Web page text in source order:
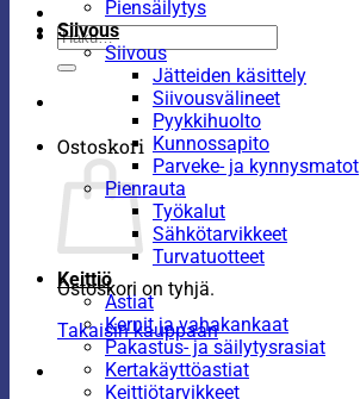
Etsi:
Ostoskori
Ostoskori on tyhjä.
Takaisin kauppaan
Piensäilytys
Siivous
Siivous
Jätteiden käsittely
Siivousvälineet
Pyykkihuolto
Kunnossapito
Parveke- ja kynnysmatot
Pienrauta
Työkalut
Sähkötarvikkeet
Turvatuotteet
Keittiö
Astiat
Kernit ja vahakankaat
Pakastus- ja säilytysrasiat
Kertakäyttöastiat
Keittiötarvikkeet